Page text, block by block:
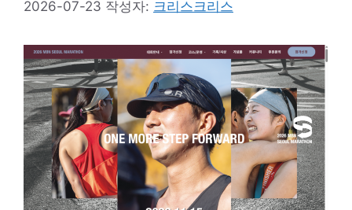
2026-07-23 작성자: 크리스크리스